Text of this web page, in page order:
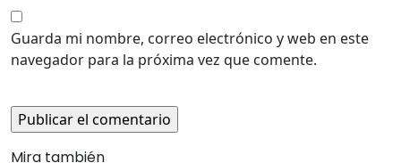
Guarda mi nombre, correo electrónico y web en este
navegador para la próxima vez que comente.
Mira también